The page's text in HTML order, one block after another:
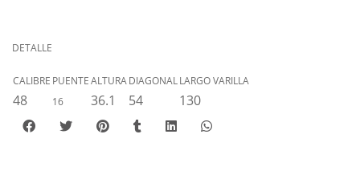
DETALLE
CALIBRE PUENTEALTURADIAGONALLARGO VARILLA
48 16 36.1 54 130